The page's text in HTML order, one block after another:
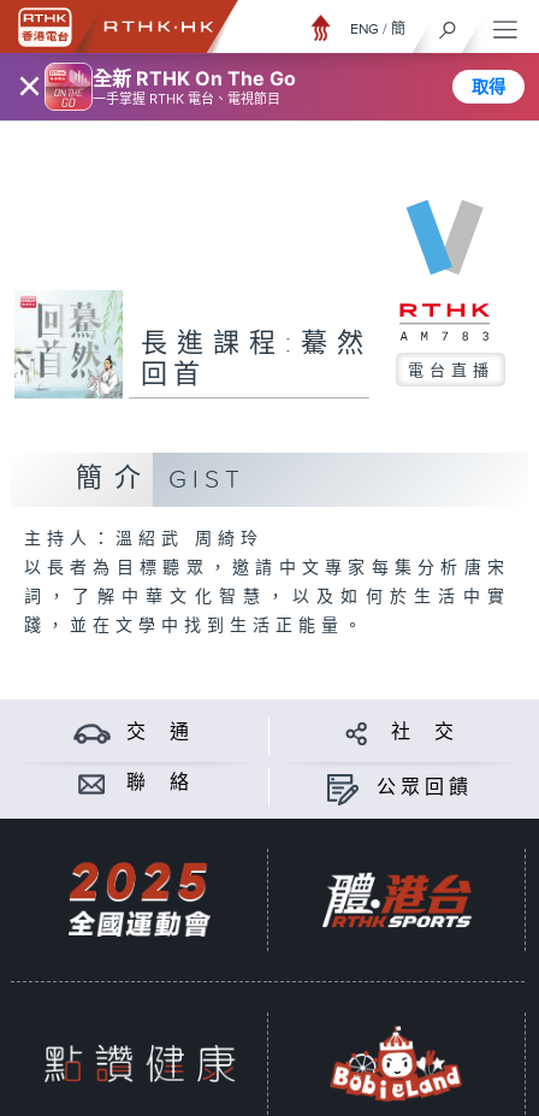
× 全新 RTHK On The Go
一手掌握 RTHK 電台、電視節目
取得
ENG / 簡
長進課程:驀然
回首
電台直播
簡介 GIST
主持人：溫紹武 周綺玲
以長者為目標聽眾，邀請中文專家每集分析唐宋
詞，了解中華文化智慧，以及如何於生活中實
踐，並在文學中找到生活正能量。
交 通 社 交
聯 絡 公眾回饋